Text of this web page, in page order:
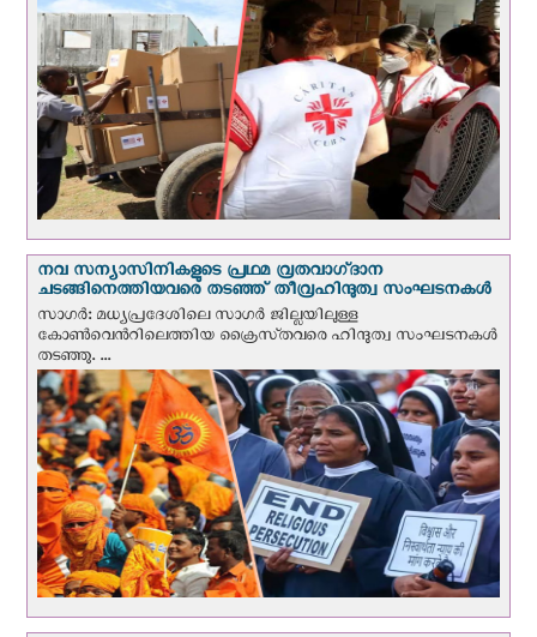
നവ സന്യാസിനികളുടെ പ്രഥമ വ്രതവാഗ്‌ദാന
ചടങ്ങിനെത്തിയവരെ തടഞ്ഞ് തീവ്രഹിന്ദുത്വ സംഘടനകള്‍
സാഗർ: മധ്യപ്രദേശിലെ സാഗർ ജില്ലയിലുള്ള
കോൺവെന്‍റിലെത്തിയ ക്രൈസ്‌തവരെ ഹിന്ദുത്വ സംഘടനകൾ
തടഞ്ഞു. ...